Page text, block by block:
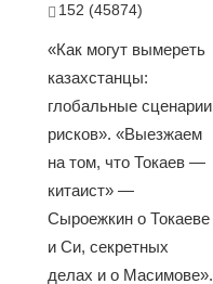
152 (45874)
«Как могут вымереть
казахстанцы:
глобальные сценарии
рисков». «Выезжаем
на том, что Токаев —
китаист» —
Сыроежкин о Токаеве
и Си, секретных
делах и о Масимове».